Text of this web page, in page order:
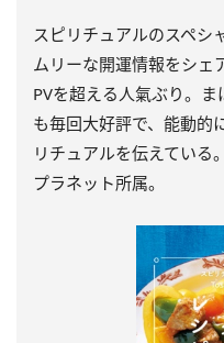
スピリチュアルのスペシ
ムリーな開運情報をシェ
PVを超える人氣ぶり。
も毎回大好評で、能動的
リチュアルを伝えている
プラネット所属。